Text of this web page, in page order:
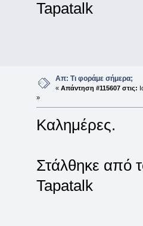
Tapatalk
Απ: Τι φοράμε σήμερα;
« Απάντηση #115607 στις:
»
Καλημέρες.
Στάλθηκε από
Tapatalk